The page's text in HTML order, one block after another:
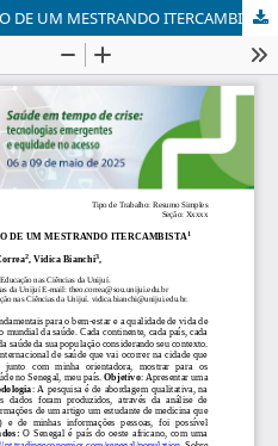
DE UM MESTRANDO ITERCAMBISTA